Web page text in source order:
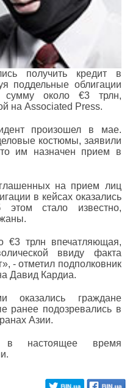
получить кредит в
поддельные облигации
сумму около €3 трлн,
на Associated Press.
произошел в мае.
костюмы, заявили
им назначен прием в
на прием лиц
в кейсах оказались
этом стало известно,
€3 трлн впечатляющая,
ввиду факта
- отметил подполковник
Давид Кардиа.
оказались граждане
ранее подозревались в
Азии.
в настоящее время